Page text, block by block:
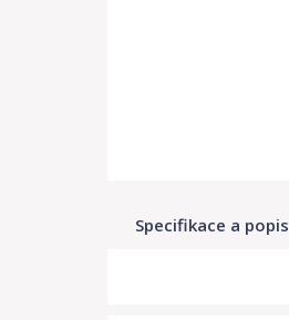
Specifikace a popis